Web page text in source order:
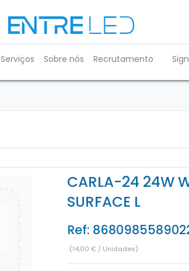
Serviços Sobre nós Recrutamento
CARLA-24 24W
SURFACE L
Ref:
(14,00 € / Unidades)